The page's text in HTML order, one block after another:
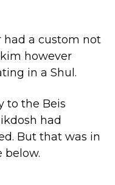
had a custom not
however
in a Shul.
to the Beis
had
But that was in
below.